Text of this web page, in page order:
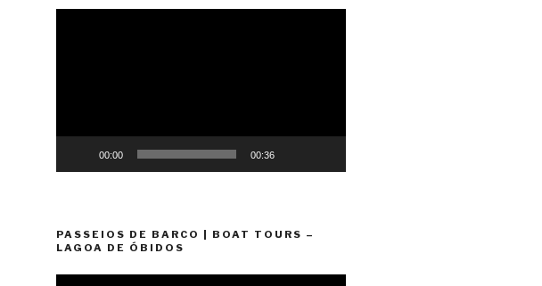
00:00 00:36
PASSEIOS DE BARCO | BOAT TOURS –
LAGOA DE ÓBIDOS